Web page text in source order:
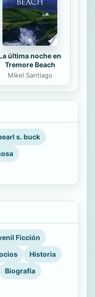
última noche en
Tremore Beach
Mikel Santiago
s. buck
Ficción
Historia
Biografía